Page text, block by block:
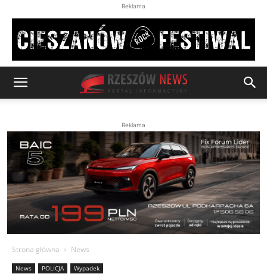
Reklama
Reklama
Strona główna News
News POLICJA Wypadek